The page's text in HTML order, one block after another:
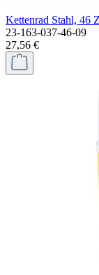
Kettenrad Stahl, 46
23-163-037-46-09
27,56 €